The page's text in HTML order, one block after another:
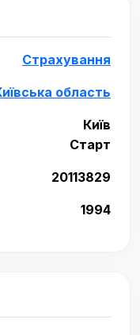
Страхування
область
Київ
Старт
20113829
1994